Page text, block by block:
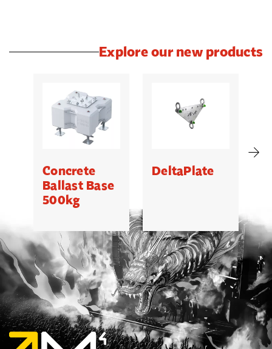
Explore our new products
Concrete
Ballast Base
500kg
DeltaPlate